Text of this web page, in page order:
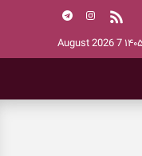
7 August 2026